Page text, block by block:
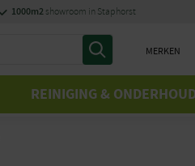
1000m2 showroom in Staphorst
MERKEN
REINIGING &